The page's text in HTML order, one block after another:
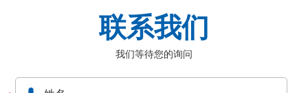
联系我们
我们等待您的询问